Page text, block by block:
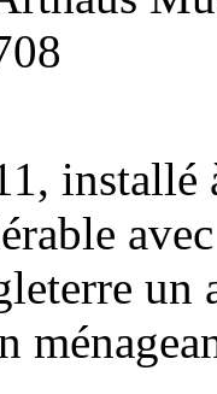
installé
avec
un